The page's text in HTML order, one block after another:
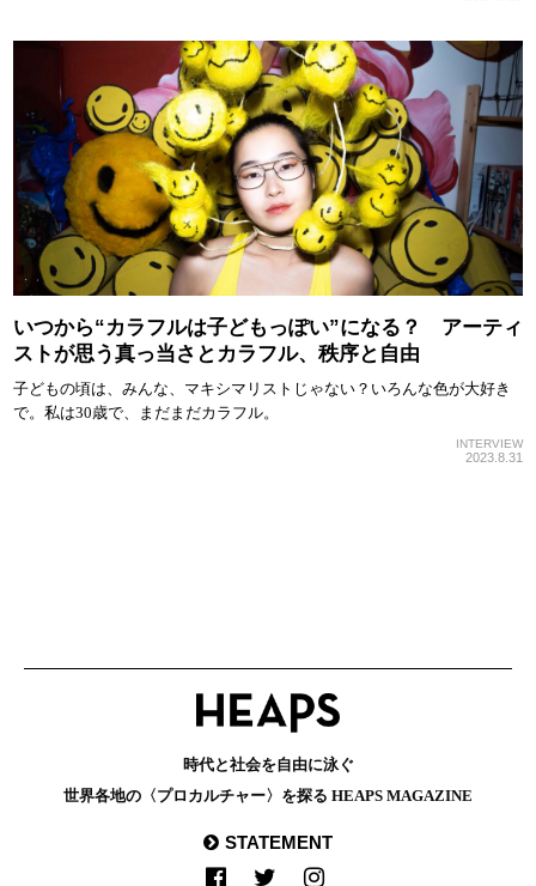
いつから“カラフルは子どもっぽい”になる？ アーティ
ストが思う真っ当さとカラフル、秩序と自由
子どもの頃は、みんな、マキシマリストじゃない？いろんな色が大好き
で。私は30歳で、まだまだカラフル。
INTERVIEW
2023.8.31
時代と社会を自由に泳ぐ
世界各地の〈プロカルチャー〉を探る HEAPS MAGAZINE
STATEMENT